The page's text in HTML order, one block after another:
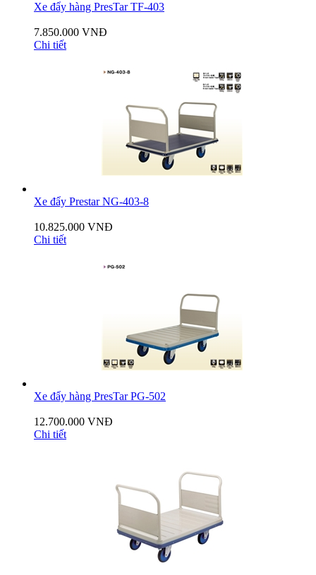
Xe đẩy hàng PresTar TF-403
7.850.000 VNĐ
Chi tiết
Xe đẩy Prestar NG-403-8
10.825.000 VNĐ
Chi tiết
Xe đẩy hàng PresTar PG-502
12.700.000 VNĐ
Chi tiết